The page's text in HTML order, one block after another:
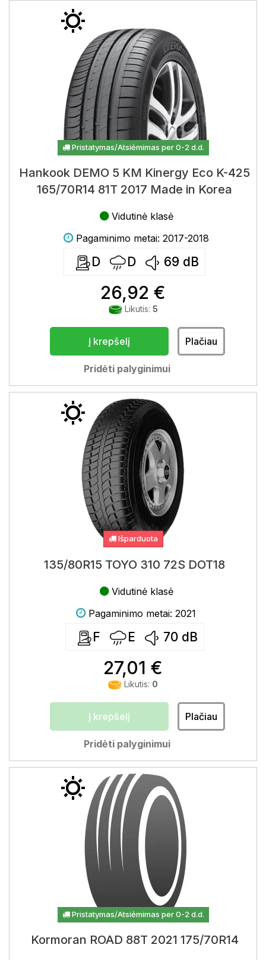
Pristatymas/Atsiėmimas per 0-2 d.d.
Hankook DEMO 5 KM Kinergy Eco K-425
165/70R14 81T 2017 Made in Korea
Vidutinė klasė
Pagaminimo metai: 2017-2018
D D 69 dB
26,92 €
Likutis: 5
Į krepšelį Plačiau
Pridėti palyginimui
Išparduota
135/80R15 TOYO 310 72S DOT18
Vidutinė klasė
Pagaminimo metai: 2021
F E 70 dB
27,01 €
Likutis: 0
Į krepšelį Plačiau
Pridėti palyginimui
Pristatymas/Atsiėmimas per 0-2 d.d.
Kormoran ROAD 88T 2021 175/70R14